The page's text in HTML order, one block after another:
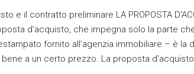
e il contratto preliminare LA PROPOSTA
d’acquisto, che impegna solo la parte
fornito all’agenzia immobiliare – è la
a un certo prezzo. La proposta